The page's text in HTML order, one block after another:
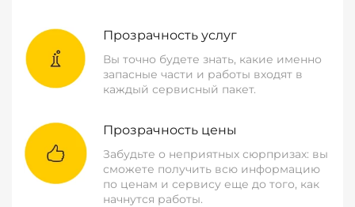
Прозрачность услуг
Вы точно будете знать, какие именно
запасные части и работы входят в
каждый сервисный пакет.
Прозрачность цены
Забудьте о неприятных сюрпризах: вы
сможете получить всю информацию
по ценам и сервису еще до того, как
начнутся работы.